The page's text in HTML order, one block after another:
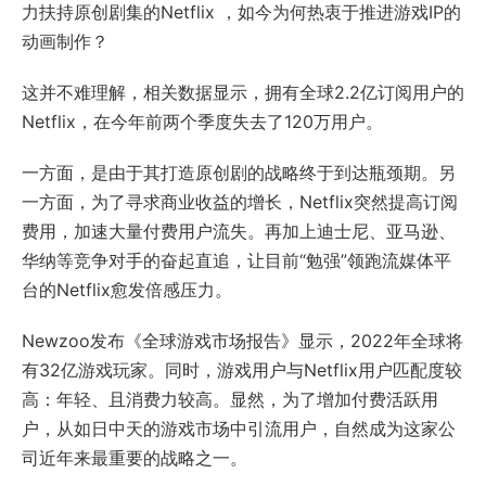
力扶持原创剧集的Netflix ，如今为何热衷于推进游戏IP的
动画制作？
这并不难理解，相关数据显示，拥有全球2.2亿订阅用户的
Netflix，在今年前两个季度失去了120万用户。
一方面，是由于其打造原创剧的战略终于到达瓶颈期。另
一方面，为了寻求商业收益的增长，Netflix突然提高订阅
费用，加速大量付费用户流失。再加上迪士尼、亚马逊、
华纳等竞争对手的奋起直追，让目前“勉强”领跑流媒体平
台的Netflix愈发倍感压力。
Newzoo发布《全球游戏市场报告》显示，2022年全球将
有32亿游戏玩家。同时，游戏用户与Netflix用户匹配度较
高：年轻、且消费力较高。显然，为了增加付费活跃用
户，从如日中天的游戏市场中引流用户，自然成为这家公
司近年来最重要的战略之一。